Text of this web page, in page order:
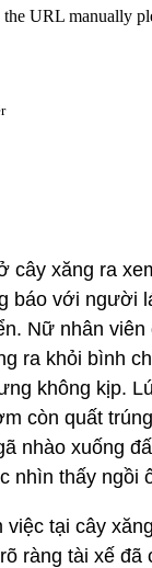
cây xăng ra
báo với người
Nữ nhân viên
ra khỏi bình
không kịp.
còn quất
nhào xuống
nhìn thấy ngồi
việc tại cây
ràng tài xế đã